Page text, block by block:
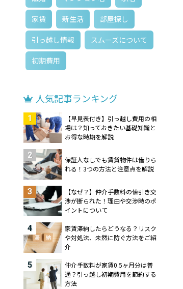
家賃 新生活 部屋探し
引っ越し情報 スムーズについて
初期費用
人気記事ランキング
1
【早見表付き】引っ越し費用の相
場は？知っておきたい基礎知識と
お得な時期を解説
2
保証人なしでも賃貸物件は借りら
れる！3つの方法と注意点を解説
3
【なぜ？】仲介手数料の値引き交
渉が断られた！理由や交渉時のポ
イントについて
4
家賃滞納したらどうなる？リスク
や対処法、未然に防ぐ方法をご紹
介
5
仲介手数料が家賃0.5ヶ月分は普
通？引っ越し初期費用を節約する
方法